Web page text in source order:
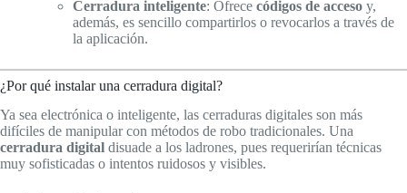
Cerradura inteligente: Ofrece códigos de acceso y,
además, es sencillo compartirlos o revocarlos a través de
la aplicación.
¿Por qué instalar una cerradura digital?
Ya sea electrónica o inteligente, las cerraduras digitales son más
difíciles de manipular con métodos de robo tradicionales. Una
cerradura digital disuade a los ladrones, pues requerirían técnicas
muy sofisticadas o intentos ruidosos y visibles.